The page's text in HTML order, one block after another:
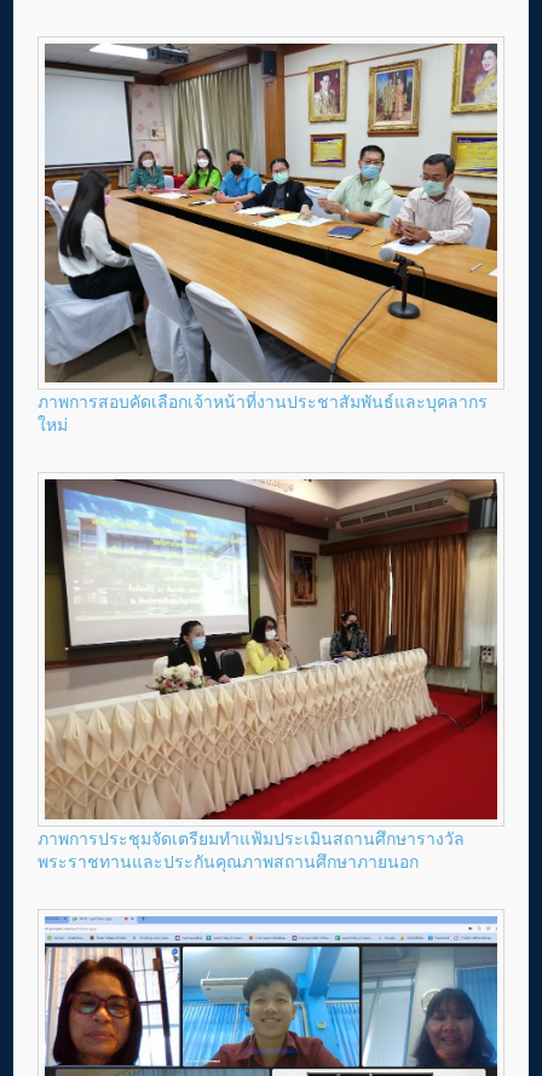
ภาพการสอบคัดเลือกเจ้าหน้าที่งานประชาสัมพันธ์และบุคลากร
ใหม่
ภาพการประชุมจัดเตรียมทำแฟ้มประเมินสถานศึกษารางวัล
พระราชทานและประกันคุณภาพสถานศึกษาภายนอก